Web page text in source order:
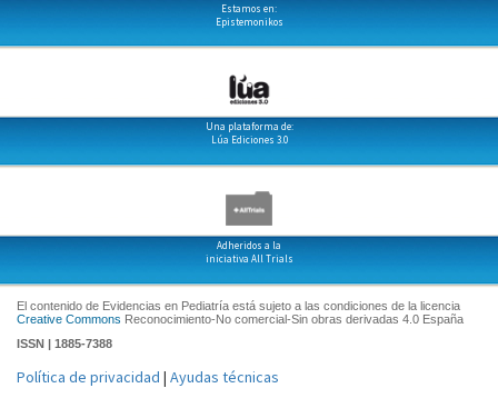
Estamos en:
Epistemonikos
Una plataforma de:
Lúa Ediciones 3.0
Adheridos a la
iniciativa All Trials
El contenido de Evidencias en Pediatría está sujeto a las condiciones de la licencia
Creative Commons Reconocimiento-No comercial-Sin obras derivadas 4.0 España
ISSN | 1885-7388
Política de privacidad | Ayudas técnicas